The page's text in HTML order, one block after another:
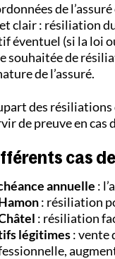
de
clair : résiliation
éventuel (si la loi
souhaitée de
de l’assuré.
des
de preuve en cas
cas
annuelle :
: résiliation
: résiliation
légitimes: vente